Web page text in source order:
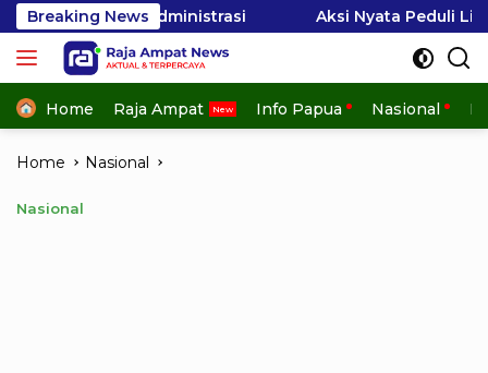
Skip
to
content
Breaking News Aksi Nyata Peduli Lingkungan, OMK
Home Raja Ampat Info Papua Nasional
Home Nasional
Nasional